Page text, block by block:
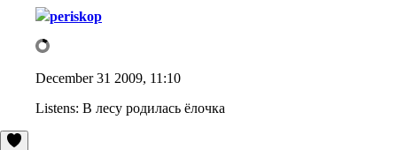
periskop
December 31 2009, 11:10
Listens: В лесу родилась ёлочка